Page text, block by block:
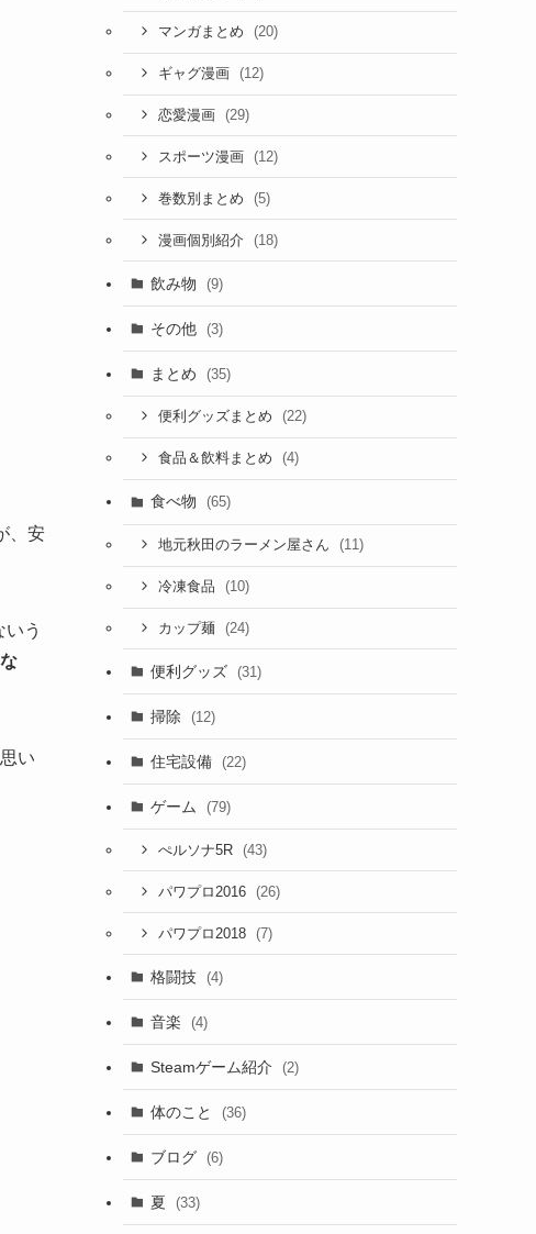
、安
う
い
マンガまとめ (20)
ギャグ漫画 (12)
恋愛漫画 (29)
スポーツ漫画 (12)
巻数別まとめ (5)
漫画個別紹介 (18)
飲み物 (9)
その他 (3)
まとめ (35)
便利グッズまとめ (22)
食品＆飲料まとめ (4)
食べ物 (65)
地元秋田のラーメン屋さん (11)
冷凍食品 (10)
カップ麺 (24)
便利グッズ (31)
掃除 (12)
住宅設備 (22)
ゲーム (79)
ぺルソナ5R (43)
パワプロ2016 (26)
パワプロ2018 (7)
格闘技 (4)
音楽 (4)
Steamゲーム紹介 (2)
体のこと (36)
ブログ (6)
夏 (33)